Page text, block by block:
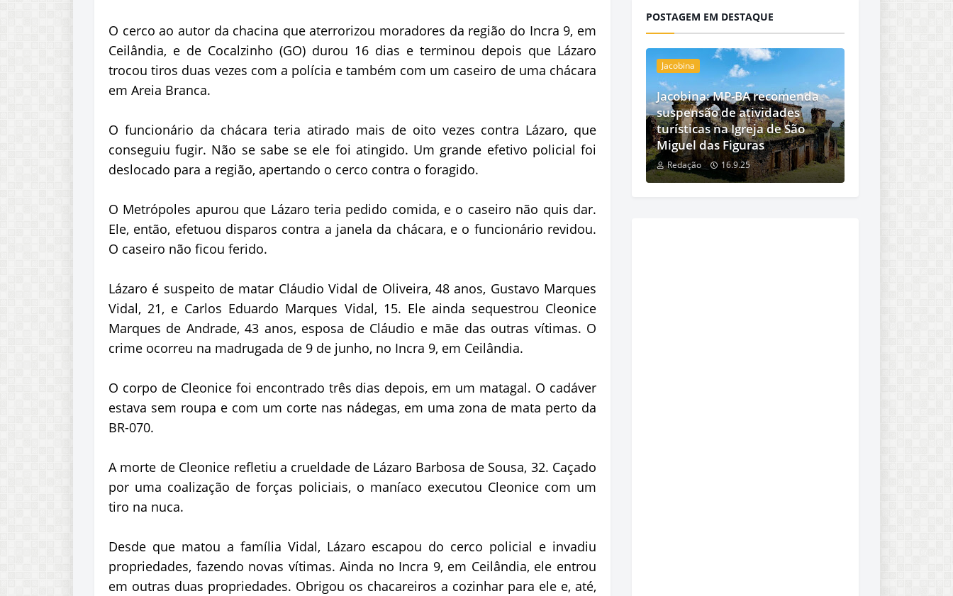
O cerco ao autor da chacina que aterrorizou moradores da região do Incra 9, em
Ceilândia, e de Cocalzinho (GO) durou 16 dias e terminou depois que Lázaro
trocou tiros duas vezes com a polícia e também com um caseiro de uma chácara
em Areia Branca.
O funcionário da chácara teria atirado mais de oito vezes contra Lázaro, que
conseguiu fugir. Não se sabe se ele foi atingido. Um grande efetivo policial foi
deslocado para a região, apertando o cerco contra o foragido.
O Metrópoles apurou que Lázaro teria pedido comida, e o caseiro não quis dar.
Ele, então, efetuou disparos contra a janela da chácara, e o funcionário revidou.
O caseiro não ficou ferido.
Lázaro é suspeito de matar Cláudio Vidal de Oliveira, 48 anos, Gustavo Marques
Vidal, 21, e Carlos Eduardo Marques Vidal, 15. Ele ainda sequestrou Cleonice
Marques de Andrade, 43 anos, esposa de Cláudio e mãe das outras vítimas. O
crime ocorreu na madrugada de 9 de junho, no Incra 9, em Ceilândia.
O corpo de Cleonice foi encontrado três dias depois, em um matagal. O cadáver
estava sem roupa e com um corte nas nádegas, em uma zona de mata perto da
BR-070.
A morte de Cleonice refletiu a crueldade de Lázaro Barbosa de Sousa, 32. Caçado
por uma coalização de forças policiais, o maníaco executou Cleonice com um
tiro na nuca.
Desde que matou a família Vidal, Lázaro escapou do cerco policial e invadiu
propriedades, fazendo novas vítimas. Ainda no Incra 9, em Ceilândia, ele entrou
em outras duas propriedades. Obrigou os chacareiros a cozinhar para ele e, até,
POSTAGEM EM DESTAQUE
Jacobina
Jacobina: MP-BA recomenda
suspensão de atividades
turísticas na Igreja de São
Miguel das Figuras
Redação 16.9.25